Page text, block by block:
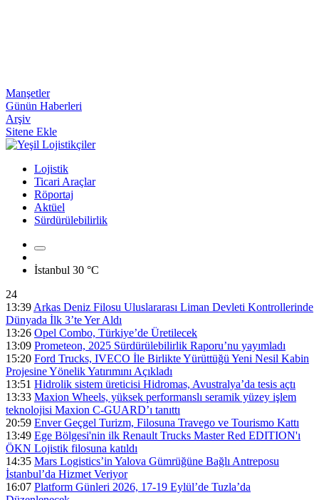
Manşetler
Günün Haberleri
Arşiv
Sitene Ekle
Lojistik
Ticari Araçlar
Röportaj
Aktüel
Sürdürülebilirlik
İstanbul 30 °C
24
13:39 Arkas Deniz Filosu Uluslararası Liman Devleti Kontrollerinde
Dünyada İlk 3’te Yer Aldı
13:26 Opel Combo, Türkiye’de Üretilecek
13:09 Prometeon, 2025 Sürdürülebilirlik Raporu’nu yayımladı
15:20 Ford Trucks, IVECO İle Birlikte Yürüttüğü Yeni Nesil Kabin
Projesine Yönelik Yatırımını Açıkladı
13:51 Hidrolik sistem üreticisi Hidromas, Avustralya’da tesis açtı
13:33 Maxion Wheels, yüksek performanslı seramik yüzey işlem
teknolojisi Maxion C-GUARD’ı tanıttı
20:59 Enver Geçgel Turizm, Filosuna Travego ve Tourismo Kattı
13:49 Ege Bölgesi'nin ilk Renault Trucks Master Red EDITION'ı
ÖKN Lojistik filosuna katıldı
14:35 Mars Logistics’in Yalova Gümrüğüne Bağlı Antreposu
İstanbul’da Hizmet Veriyor
16:07 Platform Günleri 2026, 17-19 Eylül’de Tuzla’da